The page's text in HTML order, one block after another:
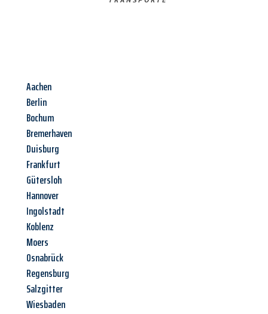
Aachen
Berlin
Bochum
Bremerhaven
Duisburg
Frankfurt
Gütersloh
Hannover
Ingolstadt
Koblenz
Moers
Osnabrück
Regensburg
Salzgitter
Wiesbaden